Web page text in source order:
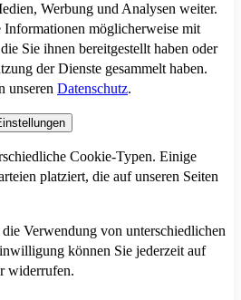
Werbung und Analysen weiter.
Informationen möglicherweise mit
Sie ihnen bereitgestellt haben oder
der Dienste gesammelt haben.
unseren Datenschutz.
Cookie-Typen. Einige
platziert, die auf unseren Seiten
Verwendung von unterschiedlichen
können Sie jederzeit auf
widerrufen.